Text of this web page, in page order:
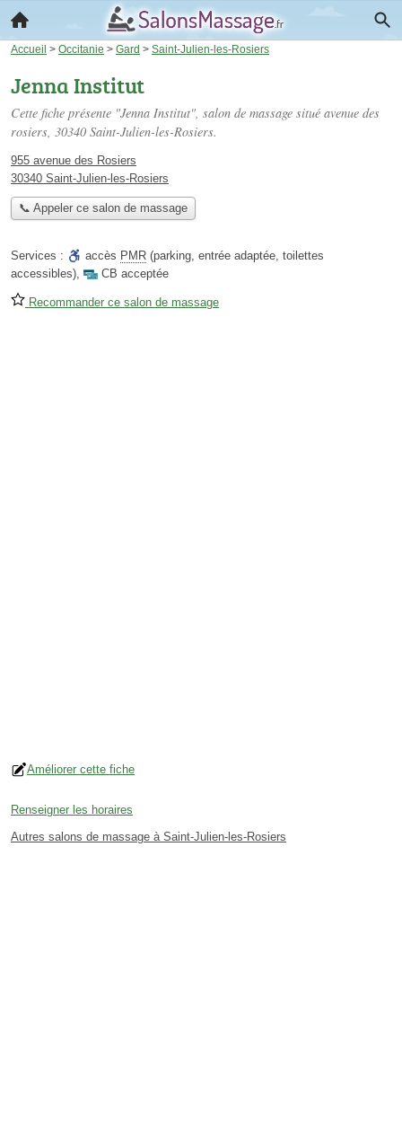
Accueil > Occitanie > Gard > Saint-Julien-les-Rosiers
Jenna Institut
Cette fiche présente "Jenna Institut", salon de massage situé avenue des
rosiers, 30340 Saint-Julien-les-Rosiers.
955 avenue des Rosiers
30340 Saint-Julien-les-Rosiers
📞 Appeler ce salon de massage
Services : accès PMR (parking, entrée adaptée, toilettes
accessibles), CB acceptée
Recommander ce salon de massage
Améliorer cette fiche
Renseigner les horaires
Autres salons de massage à Saint-Julien-les-Rosiers